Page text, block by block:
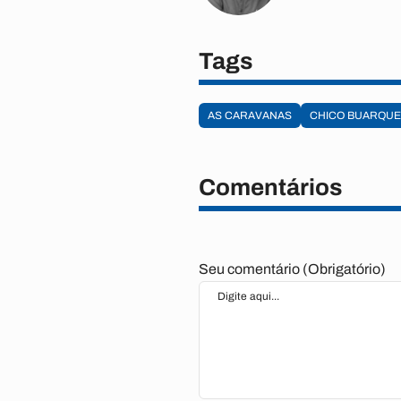
Tags
AS CARAVANAS CHICO BUARQUE
Comentários
Seu comentário (Obrigatório)